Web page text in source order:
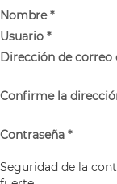
Nombre*
Usuario *
Dirección de correo
Confirme la
Contraseña *
Seguridad de la